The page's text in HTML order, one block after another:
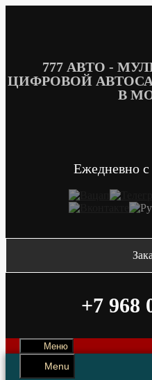
777 АВТО -
ЦИФРОВОЙ
В
Ежедневно
+7 968
Меню
Menu